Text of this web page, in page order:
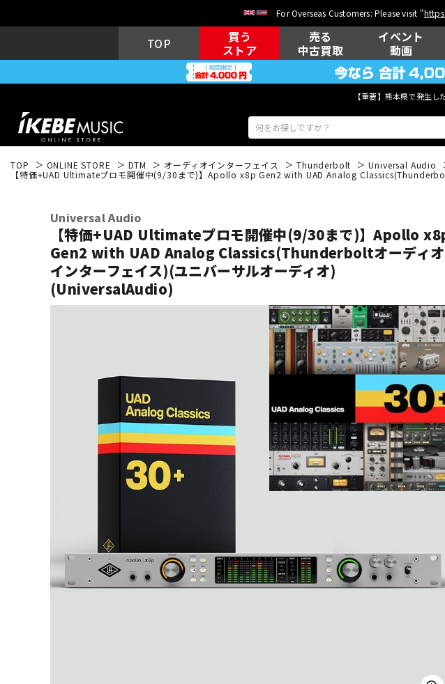
For Overseas Customers: Please visit "
TOP
買う
ストア
売る
中古買取
イベント
動画
【重要】熊本県で発生
キーボード 電子ピアノ 管楽器
DTM オン
イン納品
TOP ONLINE STORE DTM オーディオインターフェイス Thunderbolt
Universal Audio
【特価+UAD Ultimateプロモ開催中(9/30まで)】Apollo x8p Gen2 with UAD Analog
Universal Audio
【特価+UAD Ultimateプロモ開催中(9/30まで)】Apollo
Gen2 with UAD Analog Classics(Thunderboltオーディオ
インターフェイス)(ユニバーサルオーディオ)
(UniversalAudio)